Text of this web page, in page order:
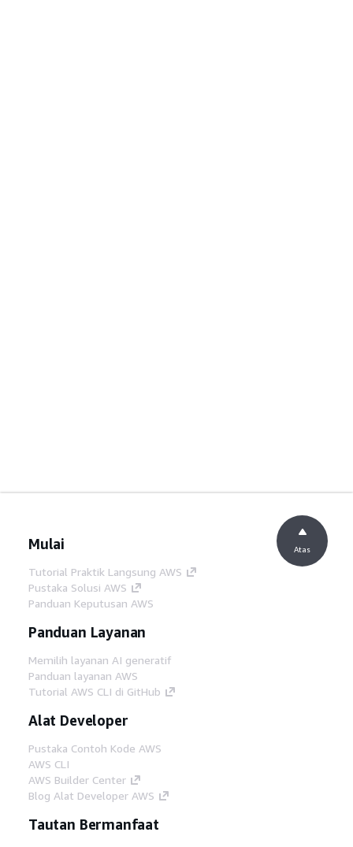
Mulai
Tutorial Praktik Langsung AWS
Pustaka Solusi AWS
Panduan Keputusan AWS
Panduan Layanan
Memilih layanan AI generatif
Panduan layanan AWS
Tutorial AWS CLI di GitHub
Alat Developer
Pustaka Contoh Kode AWS
AWS CLI
AWS Builder Center
Blog Alat Developer AWS
Tautan Bermanfaat
Atas